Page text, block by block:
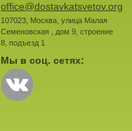
office@dostavkatsvetov.org
107023, Москва, улица Малая
Семеновская , дом 9, строение
8, подъезд 1
Мы в соц. сетях: